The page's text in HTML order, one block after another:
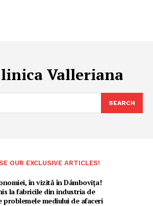
Valleriana
SEARCH
OUR EXCLUSIVE ARTICLES!
în vizită în Dâmbovița!
la fabricile din industria de
problemele mediului de afaceri